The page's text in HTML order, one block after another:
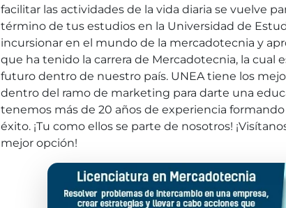
facilitar las actividades de la vida diaria se vuelve
término de tus estudios en la Universidad de
incursionar en el mundo de la mercadotecnia y
que ha tenido la carrera de Mercadotecnia, la cual
futuro dentro de nuestro país. UNEA tiene los
dentro del ramo de marketing para darte una
tenemos más de 20 años de experiencia
éxito. ¡Tu como ellos se parte de nosotros!
mejor opción!